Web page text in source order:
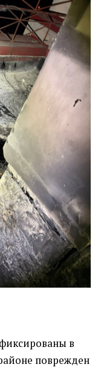
в
поврежден